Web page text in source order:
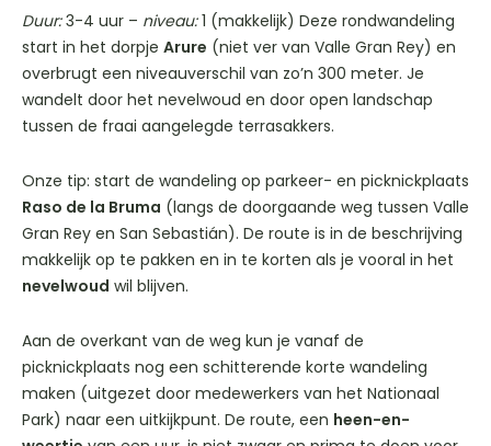
Duur:3-4 uur – niveau:1 (makkelijk) Deze rondwandeling
start in het dorpje Arure (niet ver van Valle Gran Rey) en
overbrugt een niveauverschil van zo’n 300 meter. Je
wandelt door het nevelwoud en door open landschap
tussen de fraai aangelegde terrasakkers.
Onze tip: start de wandeling op parkeer- en picknickplaats
Raso de la Bruma (langs de doorgaande weg tussen Valle
Gran Rey en San Sebastián). De route is in de beschrijving
makkelijk op te pakken en in te korten als je vooral in het
nevelwoud wil blijven.
Aan de overkant van de weg kun je vanaf de
picknickplaats nog een schitterende korte wandeling
maken (uitgezet door medewerkers van het Nationaal
Park) naar een uitkijkpunt. De route, een heen-en-